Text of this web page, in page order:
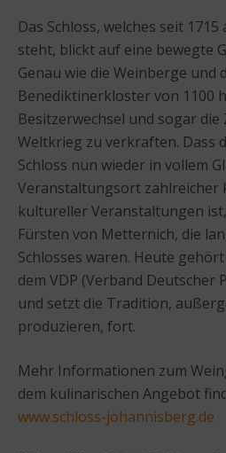
Das Schloss, welches seit
steht, blickt auf eine bewegte
Genau wie die Weinberge und
Benediktinerkloster von 1100
Besitzerwechsel und sogar
Weltkrieg zu verkraften. Dass
Schloss nun wieder in vollem
Veranstaltungsort zahlreicher
kultureller Veranstaltungen
Fürsten von Metternich, die
Schlosses waren. Heute
dem VDP (Verband Deutscher
und setzt die Tradition,
produzieren, fort.
Mehr Informationen zum
dem kulinarischen Angebot
www.schloss-johannisberg.de